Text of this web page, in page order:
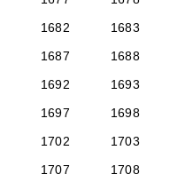
1682
1683
1687
1688
1692
1693
1697
1698
1702
1703
1707
1708